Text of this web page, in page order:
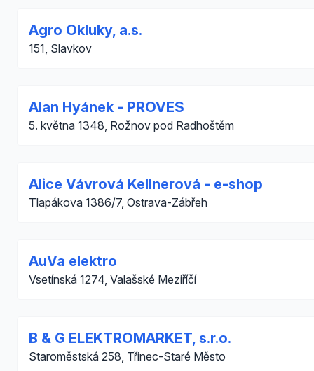
Agro Okluky, a.s.
151, Slavkov
Alan Hyánek - PROVES
5. května 1348, Rožnov pod Radhoštěm
Alice Vávrová Kellnerová - e-shop
Tlapákova 1386/7, Ostrava-Zábřeh
AuVa elektro
Vsetínská 1274, Valašské Meziříčí
B & G ELEKTROMARKET, s.r.o.
Staroměstská 258, Třinec-Staré Město